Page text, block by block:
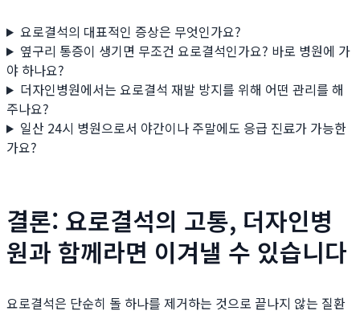
요로결석의 대표적인 증상은 무엇인가요?
옆구리 통증이 생기면 무조건 요로결석인가요? 바로 병원에 가
야 하나요?
더자인병원에서는 요로결석 재발 방지를 위해 어떤 관리를 해
주나요?
일산 24시 병원으로서 야간이나 주말에도 응급 진료가 가능한
가요?
결론: 요로결석의 고통, 더자인병
원과 함께라면 이겨낼 수 있습니다
요로결석은 단순히 돌 하나를 제거하는 것으로 끝나지 않는 질환